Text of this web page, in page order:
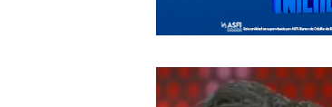
1_12.jpg